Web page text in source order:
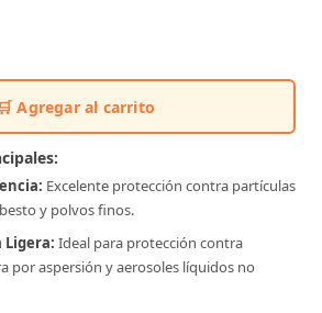
🛒 Agregar al carrito
Excelente protección contra partículas
y polvos finos.
Ligera: Ideal para protección contra
por aspersión y aerosoles líquidos no